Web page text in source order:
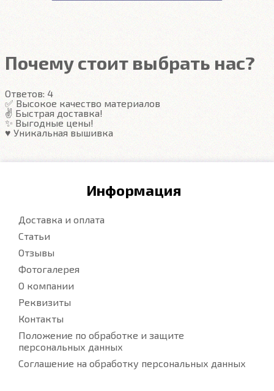
Гарантия
Подробнее
Почему стоит выбрать нас?
Ответов: 4
✅ Высокое качество материалов
✌️ Быстрая доставка!
✨ Выгодные цены!
♥️ Уникальная вышивка
Информация
Доставка и оплата
Статьи
Отзывы
Фотогалерея
О компании
Реквизиты
Контакты
Положение по обработке и защите
персональных данных
Соглашение на обработку персональных данных